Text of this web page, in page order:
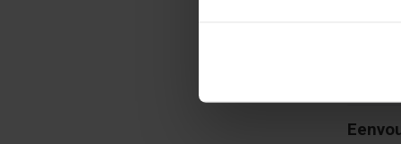
houdt